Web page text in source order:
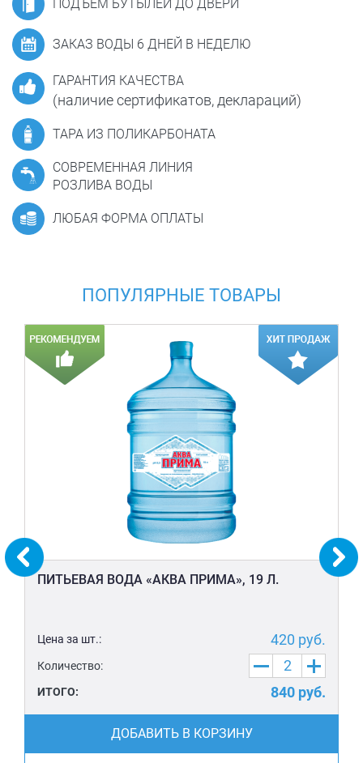
ПОДЪЕМ БУТЫЛЕЙ ДО ДВЕРИ
ЗАКАЗ ВОДЫ 6 ДНЕЙ В НЕДЕЛЮ
ГАРАНТИЯ КАЧЕСТВА
(наличие сертификатов, деклараций)
ТАРА ИЗ ПОЛИКАРБОНАТА
СОВРЕМЕННАЯ ЛИНИЯ
РОЗЛИВА ВОДЫ
ЛЮБАЯ ФОРМА ОПЛАТЫ
ПОПУЛЯРНЫЕ ТОВАРЫ
ПИТЬЕВАЯ ВОДА «АКВА ПРИМА», 19 Л.
Цена за шт.: 420 руб.
Количество:
ИТОГО: 840 руб.
ДОБАВИТЬ В КОРЗИНУ